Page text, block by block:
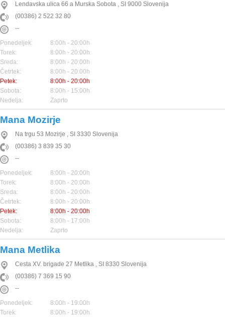
Lendavska ulica 66 a Murska Sobota , SI 9000 Slovenija
(00386) 2 522 32 80
--
Ponedeljek:
8:00h - 20:00h
Torek:
8:00h - 20:00h
Sreda:
8:00h - 20:00h
Četrtek:
8:00h - 20:00h
Petek:
8:00h - 20:00h
Sobota:
8:00h - 15:00h
Nedelja:
Zaprto
Mana Mozirje
Na trgu 53 Mozirje , SI 3330 Slovenija
(00386) 3 839 35 30
--
Ponedeljek:
8:00h - 20:00h
Torek:
8:00h - 20:00h
Sreda:
8:00h - 20:00h
Četrtek:
8:00h - 20:00h
Petek:
8:00h - 20:00h
Sobota:
8:00h - 17:00h
Nedelja:
Zaprto
Mana Metlika
Cesta XV. brigade 27 Metlika , SI 8330 Slovenija
(00386) 7 369 15 90
--
Ponedeljek:
8:00h - 19:00h
Torek:
8:00h - 19:00h